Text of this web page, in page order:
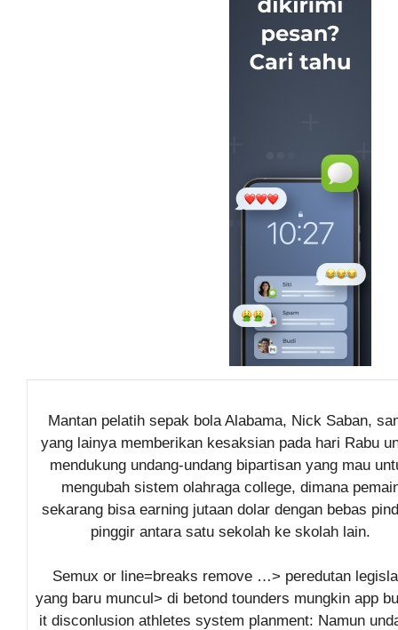
Mantan pelatih sepak bola Alabama, Nick Saban,
yang lainya memberikan kesaksian pada hari Rabu
mendukung undang-undang bipartisan yang mau
mengubah sistem olahraga college, dimana
sekarang bisa earning jutaan dolar dengan bebas
pinggir antara satu sekolah ke skolah lain.
Semux or line=breaks remove …> peredutan
yang baru muncul> di betond tounders mungkin app
it disconlusion athletes system planment: Namun